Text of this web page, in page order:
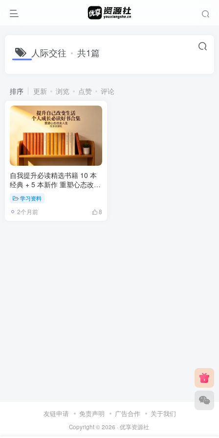
人际交往 共1篇
排序 更新 浏览 点赞 评论
自我提升必读精选书籍 10 本
经典 + 5 本新作 重塑心态改变
学习资料
2个月前 8
友链申请 免责声明 广告合作 关于我们
Copyright © 2026 · 优享资源社